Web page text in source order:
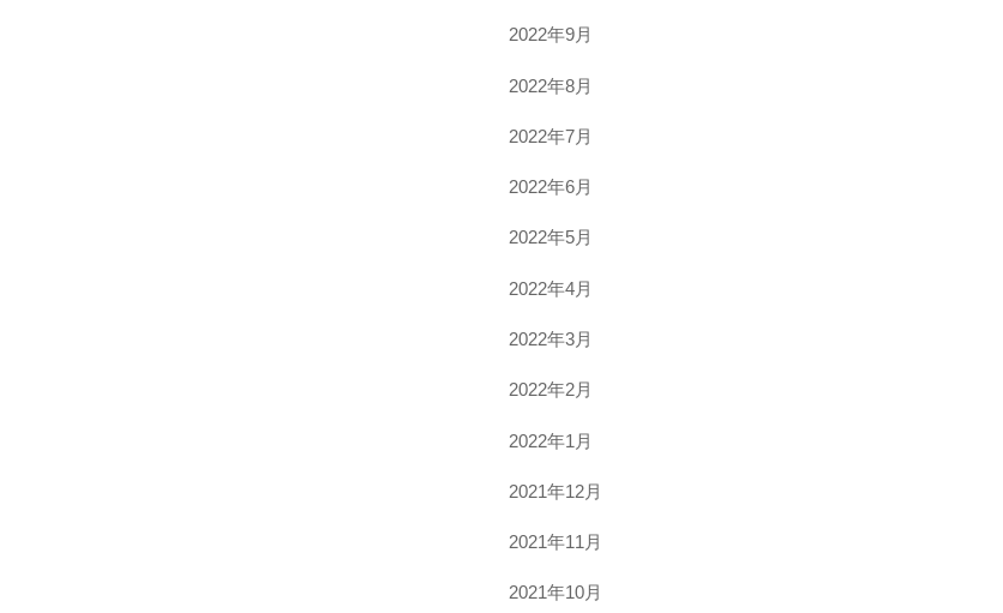
2022年9月
2022年8月
2022年7月
2022年6月
2022年5月
2022年4月
2022年3月
2022年2月
2022年1月
2021年12月
2021年11月
2021年10月